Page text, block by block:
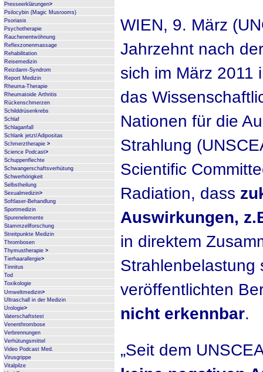
Presseerklärungen>
Psilocybin (Magic Musrooms)
Psoriasis
Psychotherapie
Rauchenentwöhnung
Reflexzonenmassage
Rehabilitation
Reisemedizin
Reizdarm-Syndrom
Report Medizin
Rheuma-Therapie
Rheumatoide Arthritis
Rückenschmerzen
Schilddrüsenkrebs
Schlaf
Schlaganfall
Schlank jetzt/Adipositas
Schmerztherapie >
Science Podcast>
Schuppenflechte
Schwangerschaftsverhütung
Schwerhörigkeit
Selbstheilung
Sexualmedizin>
Softlaser-Behandlung
Sportmedizin
Spurenelemente
Stammzellforschung
Streitpunkte Medizin
Thrombosen
Thymustherapie >
Tierhaarallergie>
Tinnitus
Tod
Toxikologie
Umweltmedizin>
Ultraschall in der Medizin
Urologie>
Vaterschaftstest
Venenthrombose
Verbrennungen
Verhütungsmittel
Video Podcast Med.
Virusgrippe
Vitalpilze
WIEN, 9. März
Jahrzehnt nach
sich im März 2011
das
Nationen für die
Strahlung
Scientific
Radiation, dass
Auswirkungen,
in direktem
Strahlenbelastung
veröffentlichten
nicht erkennbar.
„Seit dem